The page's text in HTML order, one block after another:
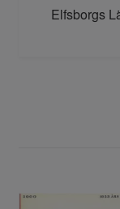
Elfsborgs